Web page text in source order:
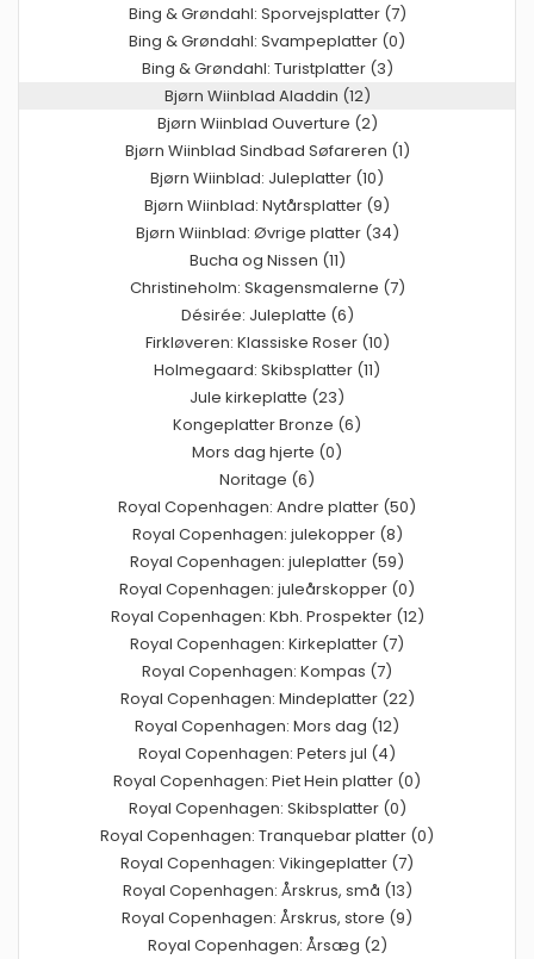
Bing & Grøndahl: Sporvejsplatter (7)
Bing & Grøndahl: Svampeplatter (0)
Bing & Grøndahl: Turistplatter (3)
Bjørn Wiinblad Aladdin (12)
Bjørn Wiinblad Ouverture (2)
Bjørn Wiinblad Sindbad Søfareren (1)
Bjørn Wiinblad: Juleplatter (10)
Bjørn Wiinblad: Nytårsplatter (9)
Bjørn Wiinblad: Øvrige platter (34)
Bucha og Nissen (11)
Christineholm: Skagensmalerne (7)
Désirée: Juleplatte (6)
Firkløveren: Klassiske Roser (10)
Holmegaard: Skibsplatter (11)
Jule kirkeplatte (23)
Kongeplatter Bronze (6)
Mors dag hjerte (0)
Noritage (6)
Royal Copenhagen: Andre platter (50)
Royal Copenhagen: julekopper (8)
Royal Copenhagen: juleplatter (59)
Royal Copenhagen: juleårskopper (0)
Royal Copenhagen: Kbh. Prospekter (12)
Royal Copenhagen: Kirkeplatter (7)
Royal Copenhagen: Kompas (7)
Royal Copenhagen: Mindeplatter (22)
Royal Copenhagen: Mors dag (12)
Royal Copenhagen: Peters jul (4)
Royal Copenhagen: Piet Hein platter (0)
Royal Copenhagen: Skibsplatter (0)
Royal Copenhagen: Tranquebar platter (0)
Royal Copenhagen: Vikingeplatter (7)
Royal Copenhagen: Årskrus, små (13)
Royal Copenhagen: Årskrus, store (9)
Royal Copenhagen: Årsæg (2)